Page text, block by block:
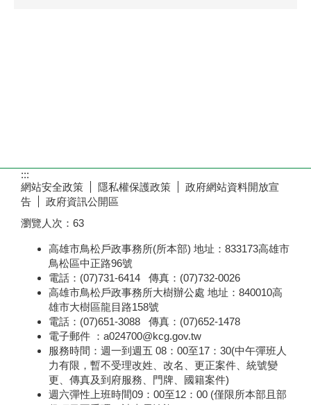
:::
網站安全政策
隱私權保護政策
政府網站資料開放宣
告
政府資訊公開區
瀏覽人次： 63
高雄市鳥松戶政事務所(所本部) 地址：833173高雄市
鳥松區中正路96號
電話：(07)731-6414 傳真：(07)732-0026
高雄市鳥松戶政事務所大樹辦公處 地址：840010高
雄市大樹區龍目路158號
電話：(07)651-3088 傳真：(07)652-1478
電子郵件 ：a024700@kcg.gov.tw
服務時間：週一到週五 08：00至17：30(中午彈班人
力有限，暫不受理改姓、改名、更正案件、統號變
更、傳真及到府服務、門牌、國籍案件)
週六彈性上班時間09：00至12：00 (僅限所本部且部